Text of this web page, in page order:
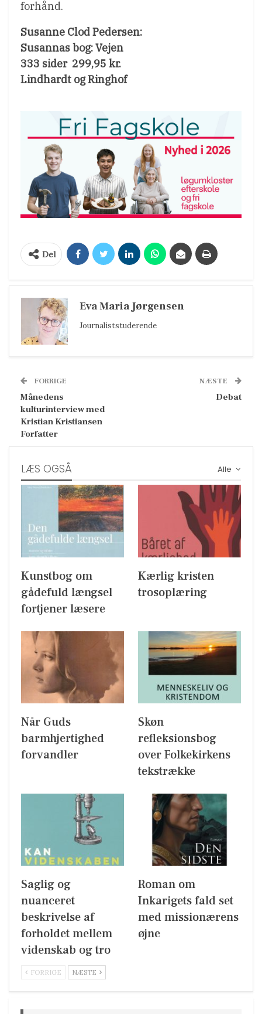
forhånd.
Susanne Clod Pedersen:
Susannas bog: Vejen
333 sider  299,95 kr.
Lindhardt og Ringhof
Del
Eva Maria Jørgensen
Journaliststuderende
FORRIGE
Månedens
kulturinterview med
Kristian Kristiansen
Forfatter
NÆSTE
Debat
Alle
LÆS OGSÅ
Kunstbog om
gådefuld længsel
fortjener læsere
Kærlig kristen
trosoplæring
Når Guds
barmhjertighed
forvandler
Skøn
refleksionsbog
over Folkekirkens
tekstrække
Saglig og
nuanceret
beskrivelse af
forholdet mellem
videnskab og tro
Roman om
Inkarigets fald set
med missionærens
øjne
FORRIGE NÆSTE